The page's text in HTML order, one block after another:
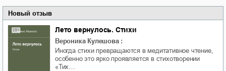
Новый отзыв
Лето вернулось. Стихи
Вероника Кулешова :
Иногда стихи превращаются в медитативное чтение,
особенно это ярко проявляется в стихотворении
«Тих…